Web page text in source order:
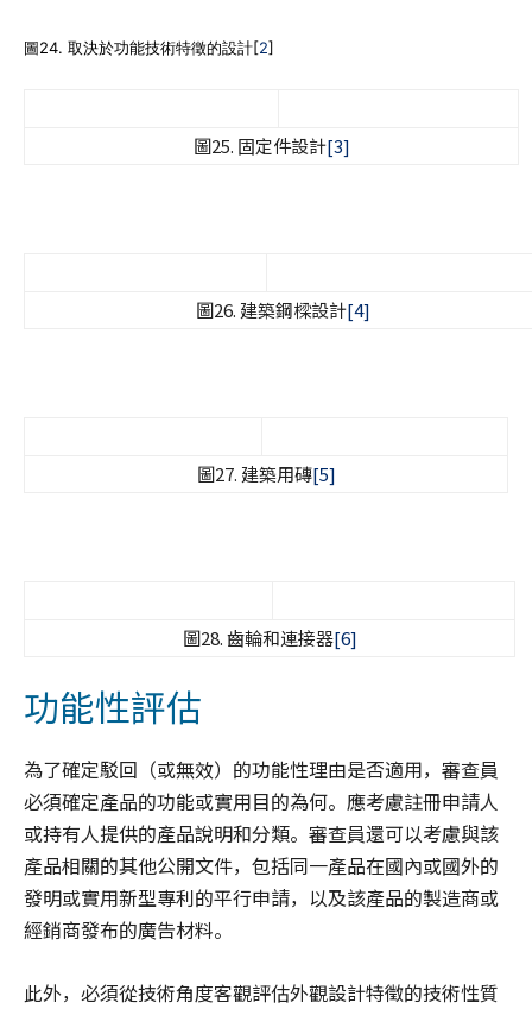
圖24. 取決於功能技術特徵的設計[2]
圖25. 固定件設計[3]
圖26. 建築鋼樑設計[4]
圖27. 建築用磚[5]
圖28. 齒輪和連接器[6]
功能性評估
為了確定駁回（或無效）的功能性理由是否適用，審查員
必須確定產品的功能或實用目的為何。應考慮註冊申請人
或持有人提供的產品說明和分類。審查員還可以考慮與該
產品相關的其他公開文件，包括同一產品在國內或國外的
發明或實用新型專利的平行申請，以及該產品的製造商或
經銷商發布的廣告材料。
此外，必須從技術角度客觀評估外觀設計特徵的技術性質